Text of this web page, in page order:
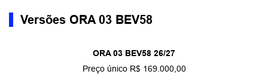
Versões ORA 03 BEV58
ORA 03 BEV58 26/27
Preço único R$ 169.000,00